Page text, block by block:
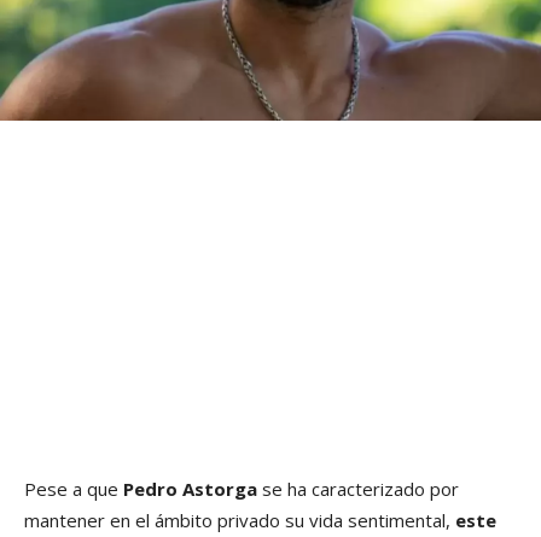
Pese a que Pedro Astorga se ha caracterizado por
mantener en el ámbito privado su vida sentimental, este